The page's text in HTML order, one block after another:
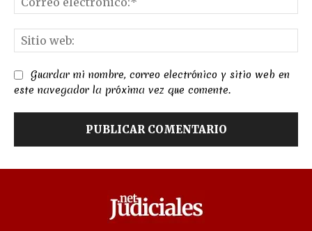
Guardar mi nombre, correo electrónico y sitio web en
este navegador la próxima vez que comente.